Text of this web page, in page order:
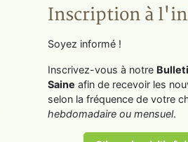
Inscription à
Soyez informé !
Inscrivez-vous à notre
Saine afin de recevoir les
selon la fréquence de votre
hebdomadaire ou mensuel.